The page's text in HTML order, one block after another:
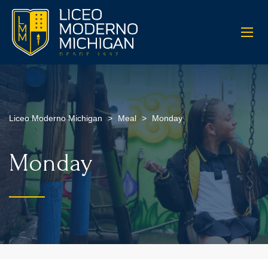
Liceo Moderno Michigan > Meal > Monday
Monday